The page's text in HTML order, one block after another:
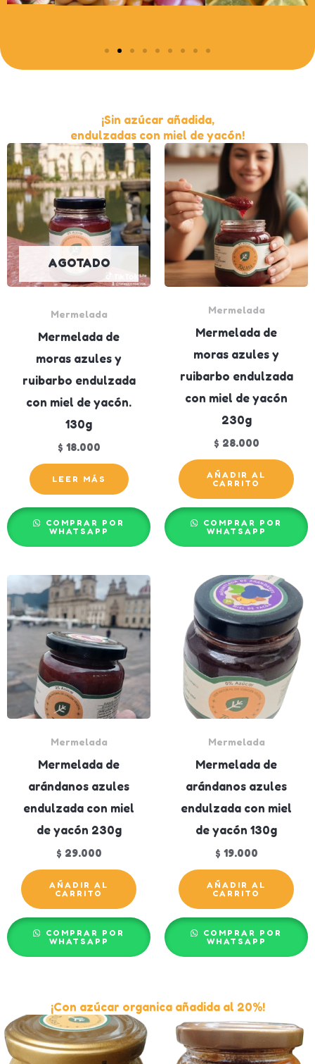
¡Sin azúcar añadida,
endulzadas con miel de yacón!
AGOTADO
Mermelada
Mermelada de
moras azules y
ruibarbo endulzada
con miel de yacón.
130g
$ 18.000
LEER MÁS
COMPRAR POR
WHATSAPP
Mermelada
Mermelada de
moras azules y
ruibarbo endulzada
con miel de yacón
230g
$ 28.000
AÑADIR AL
CARRITO
COMPRAR POR
WHATSAPP
Mermelada
Mermelada de
arándanos azules
endulzada con miel
de yacón 230g
$ 29.000
AÑADIR AL
CARRITO
COMPRAR POR
WHATSAPP
Mermelada
Mermelada de
arándanos azules
endulzada con miel
de yacón 130g
$ 19.000
AÑADIR AL
CARRITO
COMPRAR POR
WHATSAPP
¡Con azúcar organica añadida al 20%!